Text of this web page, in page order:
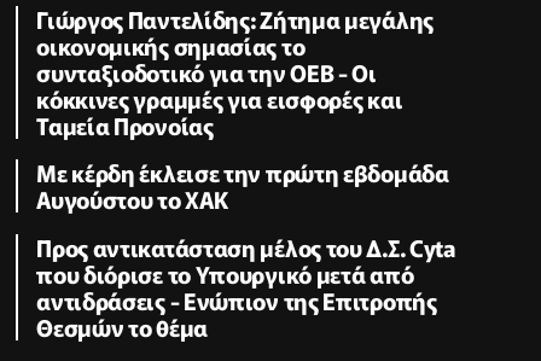
Γιώργος Παντελίδης: Ζήτημα μεγάλης
οικονομικής σημασίας το
συνταξιοδοτικό για την ΟΕΒ - Οι
κόκκινες γραμμές για εισφορές και
Ταμεία Προνοίας
Με κέρδη έκλεισε την πρώτη εβδομάδα
Αυγούστου το ΧΑΚ
Προς αντικατάσταση μέλος του Δ.Σ. Cyta
που διόρισε το Υπουργικό μετά από
αντιδράσεις - Ενώπιον της Επιτροπής
Θεσμών το θέμα